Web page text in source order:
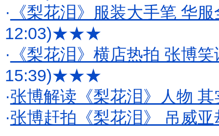
· 《梨花泪》服装大手笔 华服
12:03)★★★
· 《梨花泪》横店热拍 张博
15:39)★★★
·张博解读《梨花泪》人物
·张博赶拍《梨花泪》 吊威